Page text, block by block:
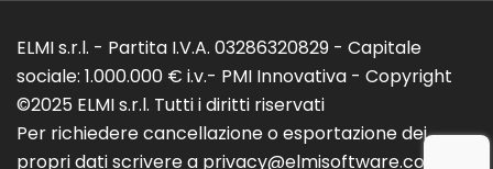
ELMI s.r.l. - Partita I.V.A. 03286320829 - Capitale
sociale: 1.000.000 € i.v.- PMI Innovativa - Copyright
©2025 ELMI s.r.l. Tutti i diritti riservati
Per richiedere cancellazione o esportazione dei
propri dati scrivere a privacy@elmisoftware.com